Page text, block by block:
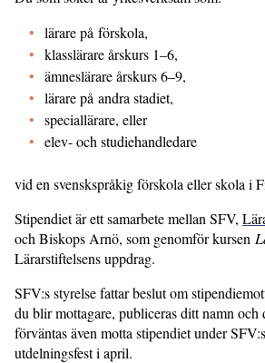
lärare på förskola,
klasslärare årskurs 1–6,
ämneslärare årskurs 6–9,
lärare på andra stadiet,
speciallärare, eller
elev- och studiehandledare
vid en svenskspråkig förskola eller skola i
Stipendiet är ett samarbete mellan SFV,
och Biskops Arnö, som genomför kursen
Lärarstiftelsens uppdrag.
SFV:s styrelse fattar beslut om
du blir mottagare, publiceras ditt namn
förväntas även motta stipendiet under
utdelningsfest i april.